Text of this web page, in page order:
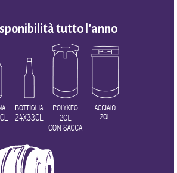
tutto l’anno